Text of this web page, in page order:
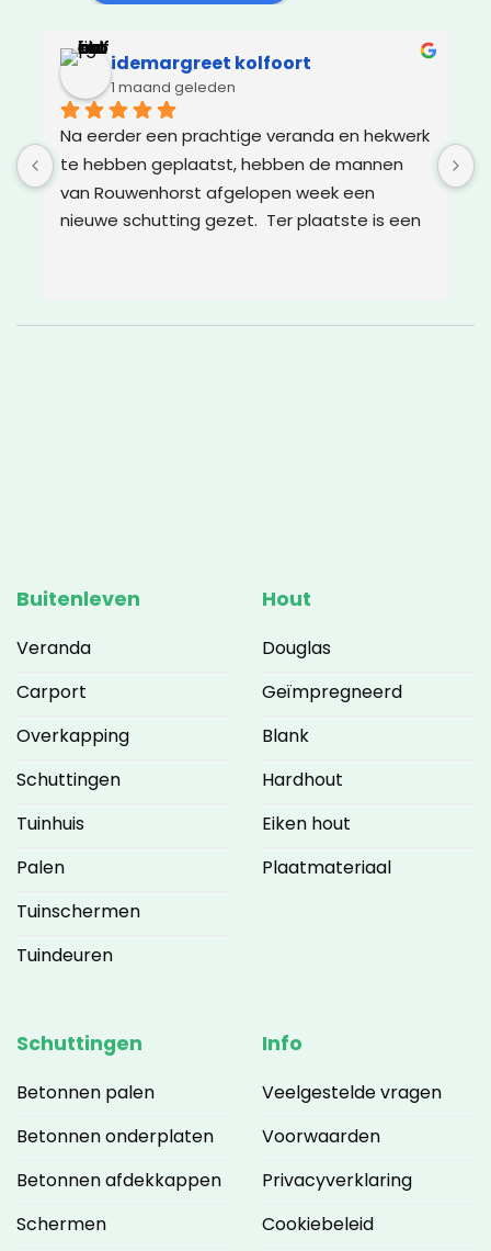
idemargreet kolfoort
1 maand geleden
Na eerder een prachtige veranda en hekwerk
te hebben geplaatst, hebben de mannen
van Rouwenhorst afgelopen week een
nieuwe schutting gezet.  Ter plaatste is een
Buitenleven
Veranda
Carport
Overkapping
Schuttingen
Tuinhuis
Palen
Tuinschermen
Tuindeuren
Hout
Douglas
Geïmpregneerd
Blank
Hardhout
Eiken hout
Plaatmateriaal
Schuttingen
Betonnen palen
Betonnen onderplaten
Betonnen afdekkappen
Schermen
Info
Veelgestelde vragen
Voorwaarden
Privacyverklaring
Cookiebeleid